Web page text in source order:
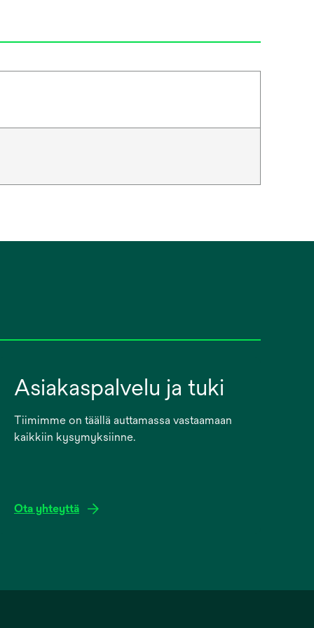
Asiakaspalvelu ja tuki
Tiimimme on täällä auttamassa vastaamaan
kaikkiin kysymyksiinne.
Ota yhteyttä